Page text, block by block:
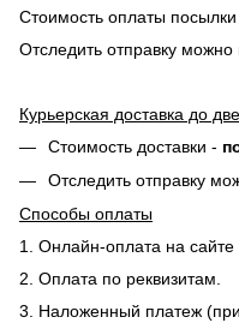
Стоимость оплаты
Отследить отправку
Курьерская доставка до
Стоимость доставки -
Отследить отправку
Способы оплаты
1. Онлайн-оплата на сайте
2. Оплата по реквизитам.
3. Наложенный платеж